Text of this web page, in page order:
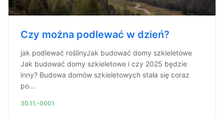
Czy można podlewać w dzień?
jak podlewać roślinyJak budować domy szkieletowe
Jak budować domy szkieletowe i czy 2025 będzie
inny? Budowa domów szkieletowych stała się coraz
po...
30.11.-0001